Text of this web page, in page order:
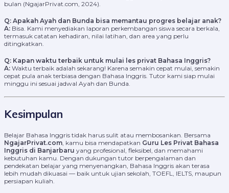
bulan (NgajarPrivat.com, 2024).
Q: Apakah Ayah dan Bunda bisa memantau progres belajar anak?
A: Bisa. Kami menyediakan laporan perkembangan siswa secara berkala,
termasuk catatan kehadiran, nilai latihan, dan area yang perlu
ditingkatkan.
Q: Kapan waktu terbaik untuk mulai les privat Bahasa Inggris?
A: Waktu terbaik adalah sekarang! Karena semakin cepat mulai, semakin
cepat pula anak terbiasa dengan Bahasa Inggris. Tutor kami siap mulai
minggu ini sesuai jadwal Ayah dan Bunda.
Kesimpulan
Belajar Bahasa Inggris tidak harus sulit atau membosankan. Bersama
NgajarPrivat.com , kamu bisa mendapatkan Guru Les Privat Bahasa
Inggris di Banjarbaru yang profesional, fleksibel, dan memahami
kebutuhan kamu. Dengan dukungan tutor berpengalaman dan
pendekatan belajar yang menyenangkan, Bahasa Inggris akan terasa
lebih mudah dikuasai — baik untuk ujian sekolah, TOEFL, IELTS, maupun
persiapan kuliah.